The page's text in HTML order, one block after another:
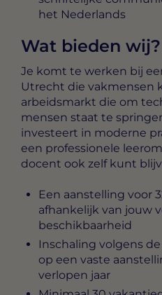
het Nederlands
Wat bieden wij?
Je komt te werken bij
Utrecht die vakmensen
arbeidsmarkt die om
mensen staat te
investeert in moderne
een professionele
docent ook zelf kunt
Een aanstelling voor
afhankelijk van jouw
beschikbaarheid
Inschaling volgens
op een vaste
verlopen jaar